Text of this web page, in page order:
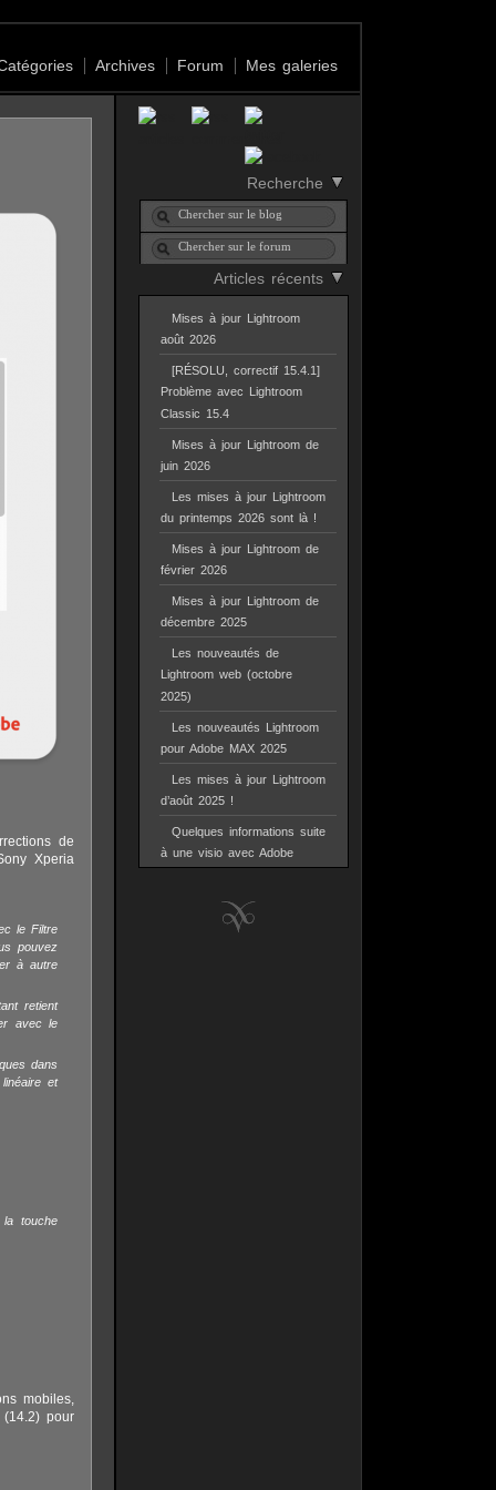
Archives Forum Mes galeries
Recherche
Articles récents
Mises à jour Lightroom
août 2026
[RÉSOLU, correctif 15.4.1]
Problème avec Lightroom
Classic 15.4
Mises à jour Lightroom de
juin 2026
Les mises à jour Lightroom
du printemps 2026 sont là !
Mises à jour Lightroom de
février 2026
Mises à jour Lightroom de
décembre 2025
Les nouveautés de
Lightroom web (octobre
2025)
Les nouveautés Lightroom
pour Adobe MAX 2025
Les mises à jour Lightroom
d’août 2025 !
Quelques informations suite
à une visio avec Adobe
de
Xperia
le Filtre
pouvez
à autre
retient
avec le
dans
et
touche
mobiles,
pour